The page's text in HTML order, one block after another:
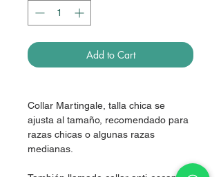
Add to Cart
Collar Martingale, talla chica se
ajusta al tamaño, recomendado para
razas chicas o algunas razas
medianas.